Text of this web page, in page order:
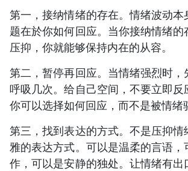
第一，接纳情绪的存在。情绪波动本
题在於你如何回应。当你接纳情绪的
压抑，你就能够保持内在的从容。
第二，暂停再回应。当情绪强烈时，
呼吸几次。给自己空间，不要立即反
你可以选择如何回应，而不是被情绪
第三，找到表达的方式。不是压抑
雅的表达方式。可以是温柔的言语，
作，可以是安静的独处。让情绪有出